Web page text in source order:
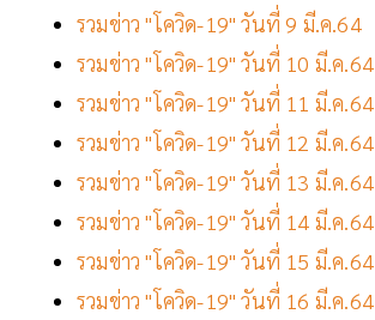
รวมข่าว "โควิด-19" วันที่ 9 มี.ค.64
รวมข่าว "โควิด-19" วันที่ 10 มี.ค.64
รวมข่าว "โควิด-19" วันที่ 11 มี.ค.64
รวมข่าว "โควิด-19" วันที่ 12 มี.ค.64
รวมข่าว "โควิด-19" วันที่ 13 มี.ค.64
รวมข่าว "โควิด-19" วันที่ 14 มี.ค.64
รวมข่าว "โควิด-19" วันที่ 15 มี.ค.64
รวมข่าว "โควิด-19" วันที่ 16 มี.ค.64